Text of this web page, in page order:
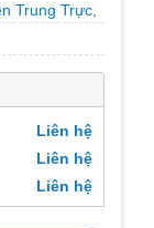
Trung Trực
Liên hệ
Liên hệ
Liên hệ